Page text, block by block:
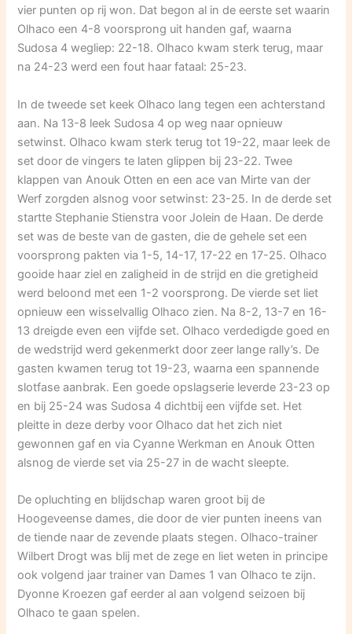
vier punten op rij won. Dat begon al in de eerste set waarin
Olhaco een 4-8 voorsprong uit handen gaf, waarna
Sudosa 4 wegliep: 22-18. Olhaco kwam sterk terug, maar
na 24-23 werd een fout haar fataal: 25-23.
In de tweede set keek Olhaco lang tegen een achterstand
aan. Na 13-8 leek Sudosa 4 op weg naar opnieuw
setwinst. Olhaco kwam sterk terug tot 19-22, maar leek de
set door de vingers te laten glippen bij 23-22. Twee
klappen van Anouk Otten en een ace van Mirte van der
Werf zorgden alsnog voor setwinst: 23-25. In de derde set
startte Stephanie Stienstra voor Jolein de Haan. De derde
set was de beste van de gasten, die de gehele set een
voorsprong pakten via 1-5, 14-17, 17-22 en 17-25. Olhaco
gooide haar ziel en zaligheid in de strijd en die gretigheid
werd beloond met een 1-2 voorsprong. De vierde set liet
opnieuw een wisselvallig Olhaco zien. Na 8-2, 13-7 en 16-
13 dreigde even een vijfde set. Olhaco verdedigde goed en
de wedstrijd werd gekenmerkt door zeer lange rally’s. De
gasten kwamen terug tot 19-23, waarna een spannende
slotfase aanbrak. Een goede opslagserie leverde 23-23 op
en bij 25-24 was Sudosa 4 dichtbij een vijfde set. Het
pleitte in deze derby voor Olhaco dat het zich niet
gewonnen gaf en via Cyanne Werkman en Anouk Otten
alsnog de vierde set via 25-27 in de wacht sleepte.
De opluchting en blijdschap waren groot bij de
Hoogeveense dames, die door de vier punten ineens van
de tiende naar de zevende plaats stegen. Olhaco-trainer
Wilbert Drogt was blij met de zege en liet weten in principe
ook volgend jaar trainer van Dames 1 van Olhaco te zijn.
Dyonne Kroezen gaf eerder al aan volgend seizoen bij
Olhaco te gaan spelen.